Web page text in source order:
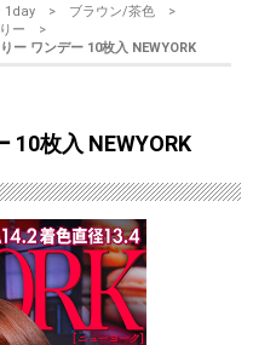
1day
ブラウン/茶色
ー
ー ワンデー 10枚入 NEWYORK
10枚入 NEWYORK